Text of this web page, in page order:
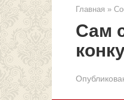
Главная »
Сам